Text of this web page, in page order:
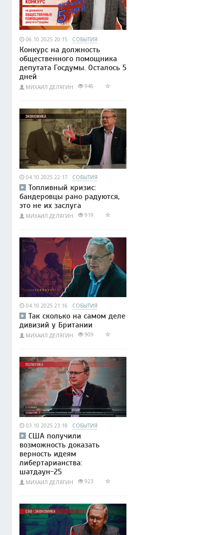
06.10.2025 20:15 СОБЫТИЯ
Конкурс на должность
общественного помощника
депутата Госдумы. Осталось 5
дней
МИХАИЛ ДЕЛЯГИН 946
04.10.2025 22:17 СОБЫТИЯ
Топливный кризис:
бандеровцы рано радуются,
это не их заслуга
МИХАИЛ ДЕЛЯГИН 919
04.10.2025 21:16 СОБЫТИЯ
Так сколько на самом деле
дивизий у Британии
МИХАИЛ ДЕЛЯГИН 909
03.10.2025 23:18 СОБЫТИЯ
США получили
возможность доказать
верность идеям
либертарианства:
шатдаун-25
МИХАИЛ ДЕЛЯГИН 923